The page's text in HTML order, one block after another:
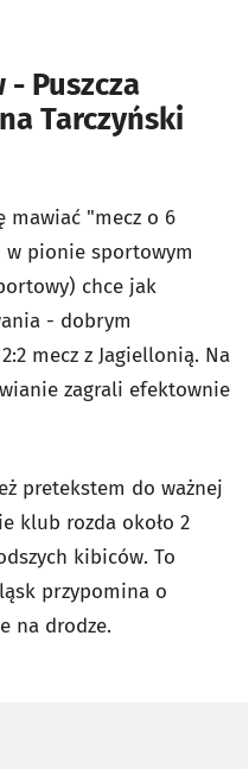
- Puszcza
Tarczyński
mawiać "mecz o 6
w pionie sportowym
chce jak
- dobrym
mecz z Jagiellonią. Na
zagrali efektownie
pretekstem do ważnej
klub rozda około 2
kibiców. To
przypomina o
na drodze.